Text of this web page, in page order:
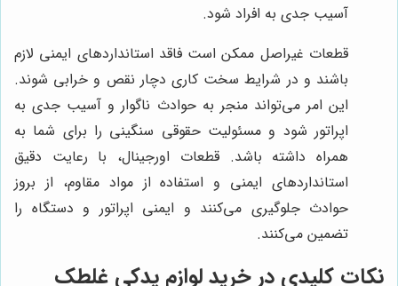
آسیب جدی به افراد شود.
قطعات غیراصل ممکن است فاقد استانداردهای ایمنی لازم
باشند و در شرایط سخت کاری دچار نقص و خرابی شوند.
این امر می‌تواند منجر به حوادث ناگوار و آسیب جدی به
اپراتور شود و مسئولیت حقوقی سنگینی را برای شما به
همراه داشته باشد. قطعات اورجینال، با رعایت دقیق
استانداردهای ایمنی و استفاده از مواد مقاوم، از بروز
حوادث جلوگیری می‌کنند و ایمنی اپراتور و دستگاه را
تضمین می‌کنند.
نکات کلیدی در خرید لوازم یدکی غلطک